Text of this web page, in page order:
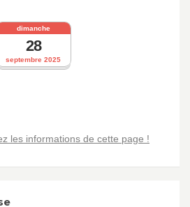
septembre 2025
dimanche
28
les informations de cette page !